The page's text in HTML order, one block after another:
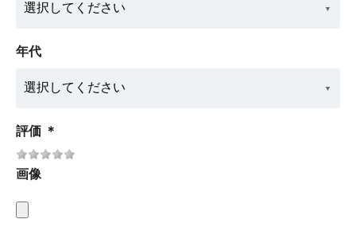
年代
評価 ＊
画像